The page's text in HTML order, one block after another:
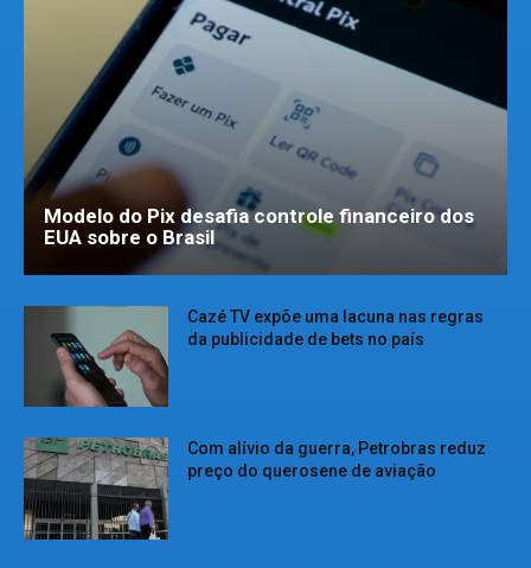
Modelo do Pix desafia controle financeiro dos
EUA sobre o Brasil
Cazé TV expõe uma lacuna nas regras
da publicidade de bets no país
Com alívio da guerra, Petrobras reduz
preço do querosene de aviação